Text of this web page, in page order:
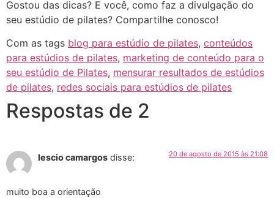
Gostou das dicas? E você, como faz a divulgação do
seu estúdio de pilates? Compartilhe conosco!
Com as tags blog para estúdio de pilates, conteúdos
para estúdios de pilates, marketing de conteúdo para o
seu estúdio de Pilates, mensurar resultados de estúdios
de pilates, redes sociais para estúdios de pilates
Respostas de 2
lescio camargos disse: 20 de agosto de 2015 às 21:08
muito boa a orientação